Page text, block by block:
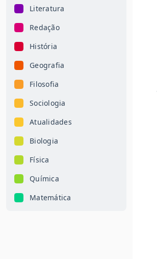
Literatura
Redação
História
Geografia
Filosofia
Sociologia
Atualidades
Biologia
Física
Química
Matemática